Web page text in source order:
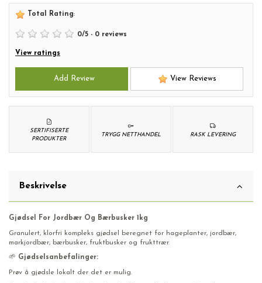
Total Rating:
0/5 - 0 reviews
View ratings
Add Review View Reviews
RASK LEVERING
TRYGG NETTHANDEL
SERTIFISERTE
PRODUKTER
Beskrivelse
Gjødsel For Jordbær Og Bærbusker 1kg
Granulert, klorfri kompleks gjødsel beregnet for hageplanter, jordbær,
markjordbær, bærbusker, fruktbusker og frukttrær.
🌱 Gjødselsanbefalinger:
Prøv å gjødsle lokalt der det er mulig.